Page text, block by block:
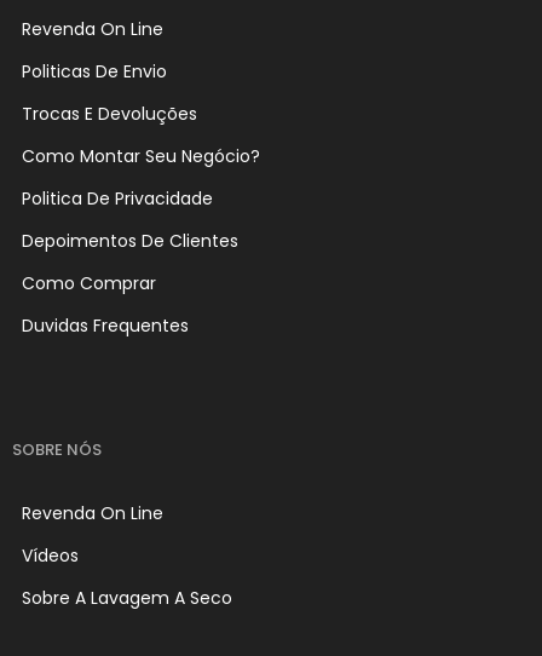
Revenda On Line
Politicas De Envio
Trocas E Devoluções
Como Montar Seu Negócio?
Politica De Privacidade
Depoimentos De Clientes
Como Comprar
Duvidas Frequentes
SOBRE NÓS
Revenda On Line
Vídeos
Sobre A Lavagem A Seco